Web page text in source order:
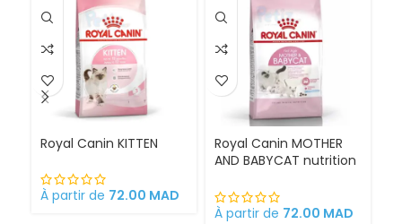
Royal Canin KITTEN
À partir de 72.00 MAD
Royal Canin MOTHER
AND BABYCAT nutrition
et ses chatons
Croquettes pour
À partir de 72.00 MAD